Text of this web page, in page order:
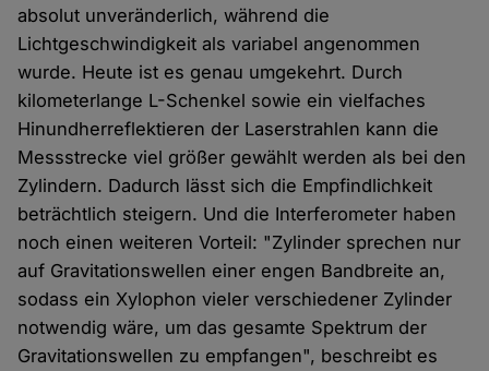
absolut unveränderlich, während die
Lichtgeschwindigkeit als variabel angenommen
wurde. Heute ist es genau umgekehrt. Durch
kilometerlange L-Schenkel sowie ein vielfaches
Hinundherreflektieren der Laserstrahlen kann die
Messstrecke viel größer gewählt werden als bei den
Zylindern. Dadurch lässt sich die Empfindlichkeit
beträchtlich steigern. Und die Interferometer haben
noch einen weiteren Vorteil: "Zylinder sprechen nur
auf Gravitationswellen einer engen Bandbreite an,
sodass ein Xylophon vieler verschiedener Zylinder
notwendig wäre, um das gesamte Spektrum der
Gravitationswellen zu empfangen", beschreibt es